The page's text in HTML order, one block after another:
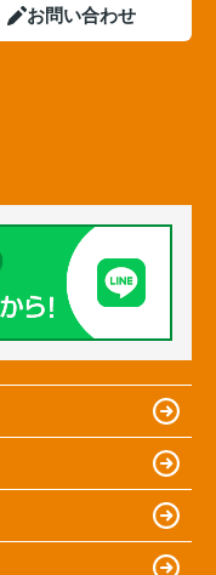
お問い合わせ